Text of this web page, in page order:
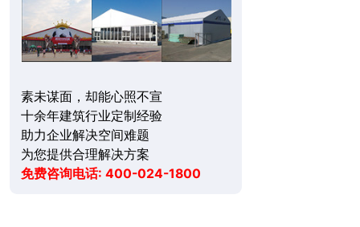
素未谋面，却能心照不宣
十余年建筑行业定制经验
助力企业解决空间难题
为您提供合理解决方案
免费咨询电话: 400-024-1800